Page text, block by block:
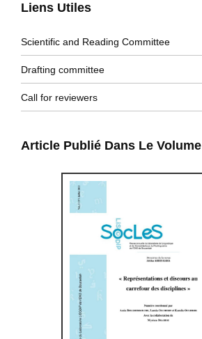
Liens Utiles
Scientific and Reading Committee
Drafting committee
Call for reviewers
Article Publié Dans Le Volume